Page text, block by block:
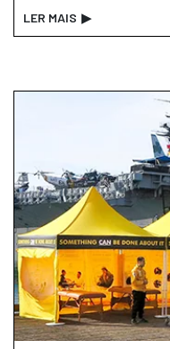
LER MAIS ▶